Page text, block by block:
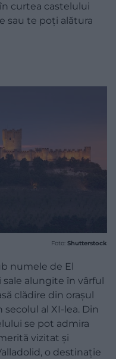
curtea castelului
sau te poți alătura
Foto: Shutterstock
numele de El
sale alungite în vârful
clădire din orașul
al XI-lea. Din
se pot admira
vizitat și
o destinație